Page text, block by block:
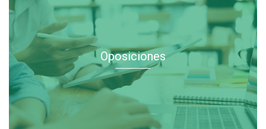
Oposiciones